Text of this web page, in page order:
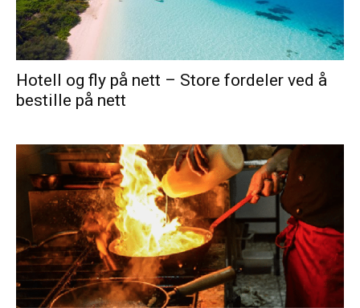
Hotell og fly på nett – Store fordeler ved å
bestille på nett